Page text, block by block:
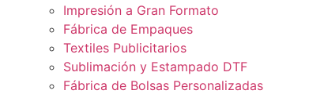
Impresión a Gran Formato
Fábrica de Empaques
Textiles Publicitarios
Sublimación y Estampado DTF​
Fábrica de Bolsas Personalizadas